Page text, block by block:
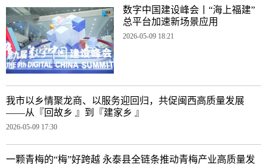
数字中国建设峰会丨“海上福建”
总平台加速新场景应用
2026-05-09 18:21
我市以乡情聚龙商、以服务迎回归，共促闽西高质量发展
——从『回故乡 』到『建家乡 』
2026-05-09 17:30
一颗青梅的“梅”好跨越 永泰县全链条推动青梅产业高质量发